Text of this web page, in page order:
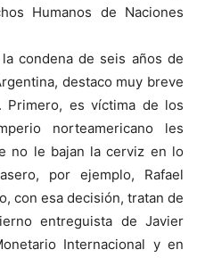
Humanos de Naciones
condena de seis años de
destaco muy breve
Primero, es víctima de los
norteamericano les
no le bajan la cerviz en lo
por ejemplo, Rafael
con esa decisión, tratan de
entreguista de Javier
Internacional y en